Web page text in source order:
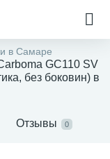
в Самаре
GC110 SV
без боковин) в
Отзывы 0